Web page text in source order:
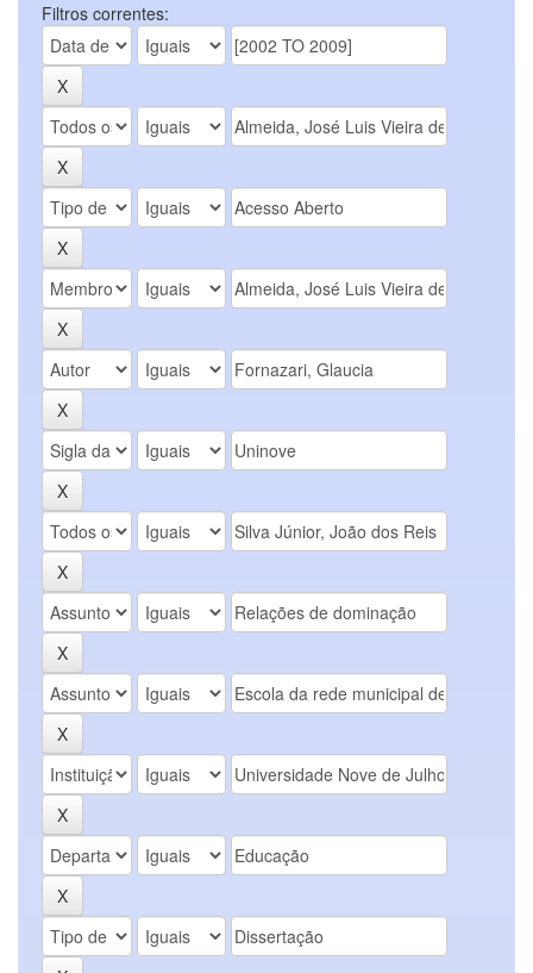
Filtros correntes: